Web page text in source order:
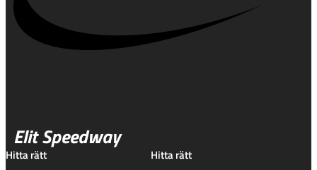
Elit Speedway
Hitta rätt Hitta rätt